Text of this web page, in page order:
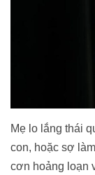
Mẹ lo lắng thái
con, hoặc sợ
cơn hoảng loạn